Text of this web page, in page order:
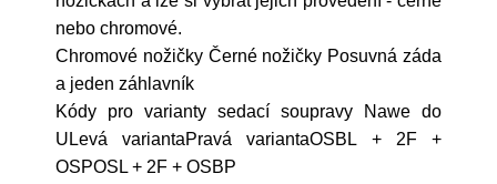
nebo chromové.
Chromové nožičky Černé nožičky Posuvná záda
a jeden záhlavník
Kódy pro varianty sedací soupravy Nawe do
ULevá variantaPravá variantaOSBL + 2F +
OSPOSL + 2F + OSBP